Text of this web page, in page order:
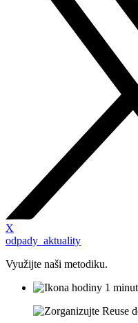
X
odpady_aktuality
Využijte naši metodiku.
1